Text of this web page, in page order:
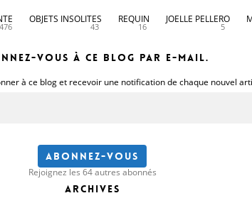
476
OBJETS INSOLITES
43
REQUIN
16
JOELLE PELLERO
5
vous à ce blog par e-mail.
à ce blog et recevoir une notification de chaque nouvel
Abonnez-vous
Rejoignez les 64 autres abonnés
Archives